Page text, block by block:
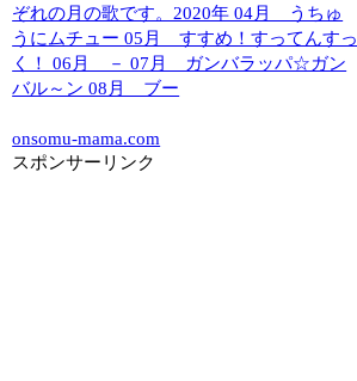
ぞれの月の歌です。2020年 04月 うちゅ
うにムチュー 05月 すすめ！すってんすっ
く！ 06月 － 07月 ガンバラッパ☆ガン
バル～ン 08月 ブー
onsomu-mama.com
スポンサーリンク